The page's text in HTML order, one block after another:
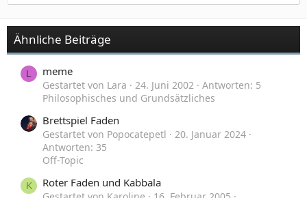
Ähnliche Beiträge
L meme
Gestartet von Lara 24. Juni 2002
Antworten: 5
Philosophisches und Grundsätzliches
Brettspiel Faden
Gestartet von Popocatepetl
20. Januar 2024
Antworten: 35
Off-Topic
K Roter Faden und Kabbala